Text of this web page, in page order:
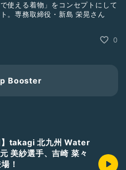
使える着物」をコンセプトにして
。専務取締役・新島 栄晃さん
イクしたアイテム、将来の展望な
0
Booster
】takagi 北九州 Water
美紗選手、吉崎 菜々
！